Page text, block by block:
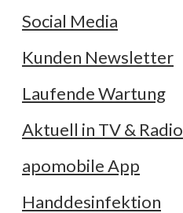
Social Media
Kunden Newsletter
Laufende Wartung
Aktuell in TV & Radio
apomobile App
Handdesinfektion